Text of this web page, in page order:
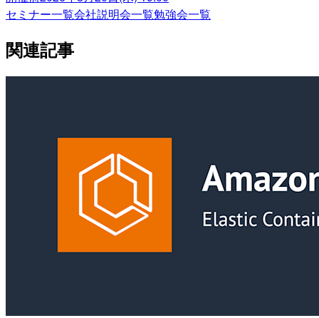
セミナー一覧会社説明会一覧勉強会一覧
関連記事